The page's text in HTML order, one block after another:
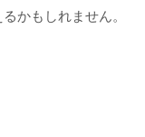
かもしれません。